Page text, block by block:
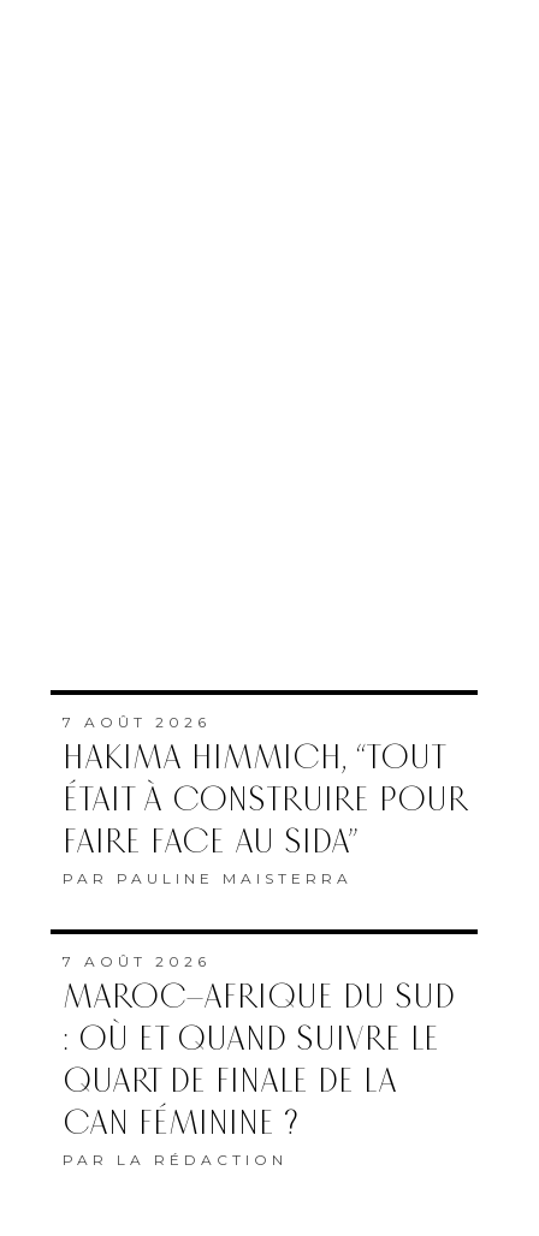
7 AOÛT 2026
HAKIMA HIMMICH, “TOUT
ÉTAIT À CONSTRUIRE POUR
FAIRE FACE AU SIDA”
PAR PAULINE MAISTERRA
7 AOÛT 2026
MAROC–AFRIQUE DU SUD
: OÙ ET QUAND SUIVRE LE
QUART DE FINALE DE LA
CAN FÉMININE ?
PAR LA RÉDACTION